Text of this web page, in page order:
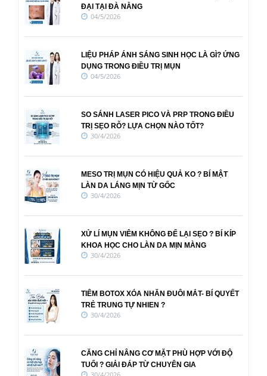
ĐẠI TẠI ĐÀ NẴNG
04/5/2026
LIỆU PHÁP ÁNH SÁNG SINH HỌC LÀ GÌ? ỨNG
DỤNG TRONG ĐIỀU TRỊ MỤN
04/5/2026
SO SÁNH LASER PICO VÀ PRP TRONG ĐIỀU
TRỊ SẸO RỖ? LỰA CHỌN NÀO TỐT?
30/4/2026
MESO TRỊ MỤN CÓ HIỆU QUẢ KO ? BÍ MẬT
LÀN DA LÁNG MỊN TỪ GỐC
30/4/2026
XỬ LÍ MỤN VIÊM KHÔNG ĐỂ LẠI SẸO ? BÍ KÍP
KHOA HỌC CHO LÀN DA MỊN MÀNG
30/4/2026
TIÊM BOTOX XÓA NHĂN ĐUÔI MẮT- BÍ QUYẾT
TRẺ TRUNG TỰ NHIEN ?
30/4/2026
CĂNG CHỈ NÂNG CƠ MẶT PHÙ HỢP VỚI ĐỘ
TUỔI ? GIẢI ĐÁP TỪ CHUYÊN GIA